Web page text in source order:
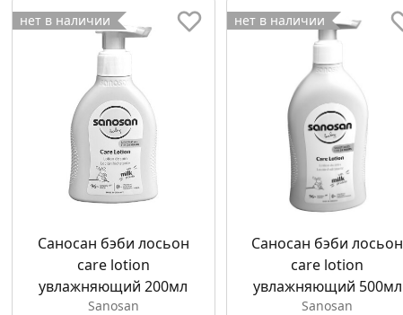
нет в наличии
Саносан бэби лосьон
care lotion
увлажняющий 200мл
Sanosan
нет в наличии
Саносан бэби лосьон
care lotion
увлажняющий 500мл
Sanosan